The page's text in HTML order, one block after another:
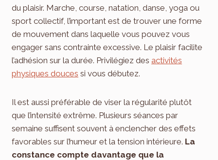
du plaisir. Marche, course, natation, danse, yoga ou
sport collectif, l’important est de trouver une forme
de mouvement dans laquelle vous pouvez vous
engager sans contrainte excessive. Le plaisir facilite
l’adhésion sur la durée. Privilégiez des activités
physiques douces si vous débutez.
Il est aussi préférable de viser la régularité plutôt
que l’intensité extrême. Plusieurs séances par
semaine suffisent souvent à enclencher des effets
favorables sur l’humeur et la tension intérieure. La
constance compte davantage que la